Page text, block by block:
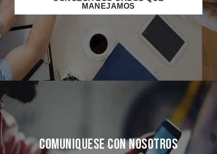
MANEJAMOS
Comuniquese Con Nosotros